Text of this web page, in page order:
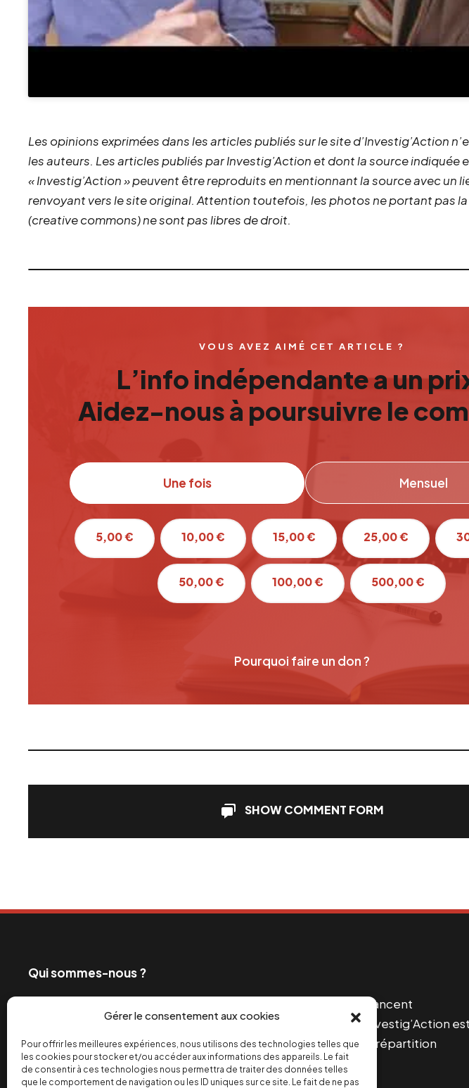
Gérer le consentement aux cookies
Pour offrir les meilleures expériences, nous utilisons des technologies telles que
les cookies pour stocker et/ou accéder aux informations des appareils. Le fait
de consentir à ces technologies nous permettra de traiter des données telles
que le comportement de navigation ou les ID uniques sur ce site. Le fait de ne pas
Les opinions exprimées dans les articles publiés sur le site d’Investig’Action
les auteurs. Les articles publiés par Investig’Action et dont la source indiquée
« Investig’Action » peuvent être reproduits en mentionnant la source avec un
renvoyant vers le site original. Attention toutefois, les photos ne portant pas
(creative commons) ne sont pas libres de droit.
VOUS AVEZ AIMÉ CET ARTICLE ?
L’info indépendante a un
Aidez-nous à poursuivre le
Une fois Mensuel
5,00 € 10,00 € 15,00 € 25,00 €
50,00 € 100,00 € 500,00 €
Pourquoi faire un don ?
SHOW COMMENT FORM
Qui sommes-nous ?
Ceux qui exploitent les travailleurs et profitent des guerres financent
également les grands médias. C’est pourquoi depuis 2004, Investig’Action est
engagé dans la bataille de l’info pour un monde de paix et une répartition
équitable des richesses.